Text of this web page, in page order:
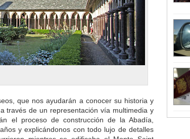
que nos ayudarán a conocer su historia y
través de un representación vía multimedia y
el proceso de construcción de la Abadía,
y explicándonos con todo lujo de detalles